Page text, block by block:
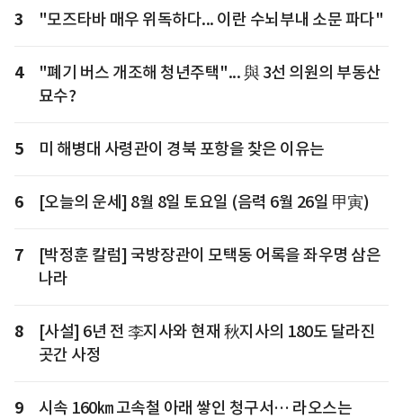
3 "모즈타바 매우 위독하다... 이란 수뇌부내 소문 파다"
4
"폐기 버스 개조해 청년주택"... 與 3선 의원의 부동산
묘수?
5 미 해병대 사령관이 경북 포항을 찾은 이유는
6 [오늘의 운세] 8월 8일 토요일 (음력 6월 26일 甲寅)
7
[박정훈 칼럼] 국방장관이 모택동 어록을 좌우명 삼은
나라
8
[사설] 6년 전 李지사와 현재 秋지사의 180도 달라진
곳간 사정
9
시속 160㎞ 고속철 아래 쌓인 청구서… 라오스는